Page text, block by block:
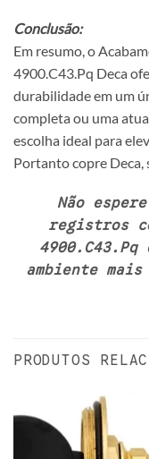
Conclusão:
Em resumo, o
4900.C43.Pq Deca
durabilidade em um
completa ou uma
escolha ideal para
Portanto copre Deca,
Não
registros
ambiente
PRODUTOS